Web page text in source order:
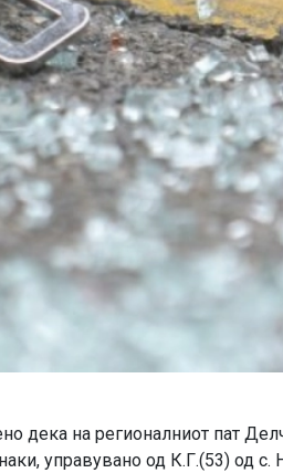
дека на регионалниот пат
управувано од К.Г.(53) од с.